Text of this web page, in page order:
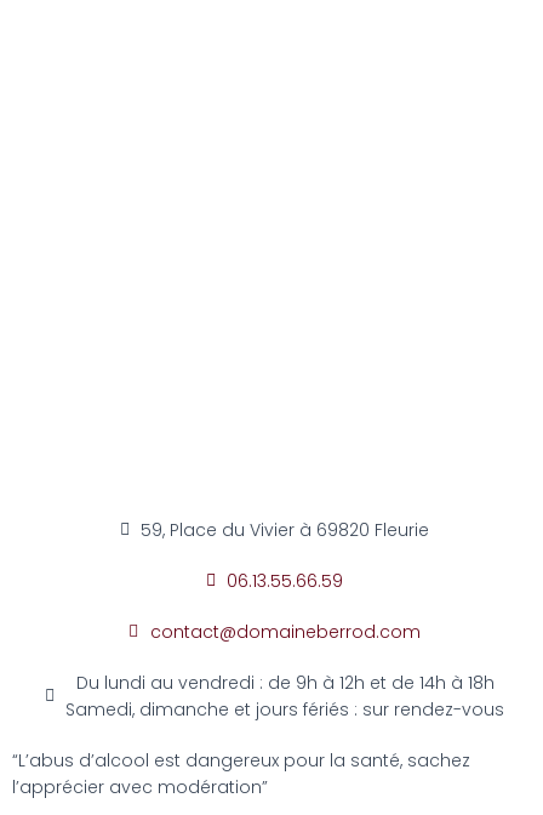
59, Place du Vivier à 69820 Fleurie
06.13.55.66.59
contact@domaineberrod.com
Du lundi au vendredi : de 9h à 12h et de 14h à 18h
Samedi, dimanche et jours fériés : sur rendez-vous
“L’abus d’alcool est dangereux pour la santé, sachez
l’apprécier avec modération”